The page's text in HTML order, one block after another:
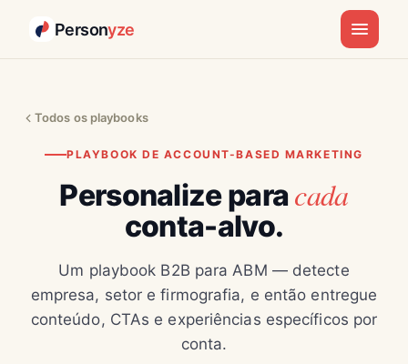
Personyze
Todos os playbooks
PLAYBOOK DE ACCOUNT-BASED MARKETING
Personalize paracada
conta-alvo.
Um playbook B2B para ABM — detecte
empresa, setor e firmografia, e então entregue
conteúdo, CTAs e experiências específicos por
conta.